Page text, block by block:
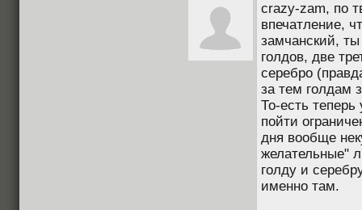
crazy-zam, по
впечатление,
замчанский,
голдов, две
серебро
за тем голдам
То-есть
пойти
дня вообще
желательные"
голду и
именно там.